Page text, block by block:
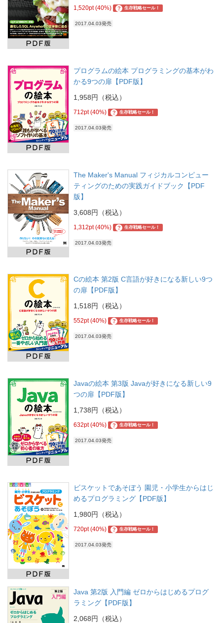
1,520pt (40%) ? 生存戦略セール！
2017.04.03発売
プログラムの絵本 プログラミングの基本がわ
かる9つの扉【PDF版】
1,958円（税込）
712pt (40%) ? 生存戦略セール！
2017.04.03発売
The Maker's Manual フィジカルコンピュー
ティングのための実践ガイドブック【PDF
版】
3,608円（税込）
1,312pt (40%) ? 生存戦略セール！
2017.04.03発売
Cの絵本 第2版 C言語が好きになる新しい9つ
の扉【PDF版】
1,518円（税込）
552pt (40%) ? 生存戦略セール！
2017.04.03発売
Javaの絵本 第3版 Javaが好きになる新しい9
つの扉【PDF版】
1,738円（税込）
632pt (40%) ? 生存戦略セール！
2017.04.03発売
ビスケットであそぼう 園児・小学生からはじ
めるプログラミング【PDF版】
1,980円（税込）
720pt (40%) ? 生存戦略セール！
2017.04.03発売
Java 第2版 入門編 ゼロからはじめるプログ
ラミング【PDF版】
2,068円（税込）